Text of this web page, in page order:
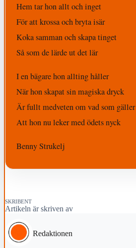
Hem tar hon allt och inget
För att krossa och bryta isär
Koka samman och skapa tinget
Så som de lärde ut det lär
I en bägare hon allting håller
När hon skapat sin magiska dryck
Är fullt medveten om vad som gäller
Att hon nu leker med ödets nyck
Benny Strukelj
SKRIBENT
Artikeln är skriven av
Redaktionen